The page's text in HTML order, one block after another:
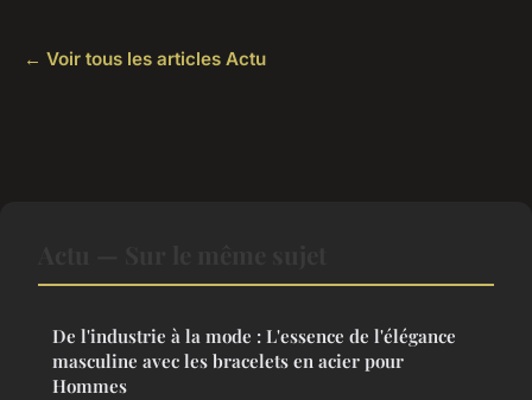
← Voir tous les articles Actu
De l'industrie à la mode : L'essence de l'élégance
masculine avec les bracelets en acier pour
Hommes